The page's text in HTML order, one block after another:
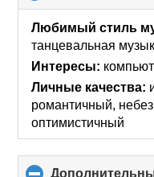
Любимый стиль
танцевальная
Интересы:
Личные качества:
романтичный,
оптимистичный